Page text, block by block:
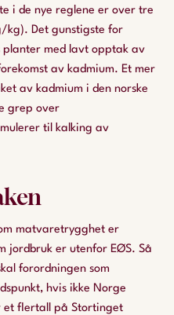
i de nye reglene er over tre
kg). Det gunstigste for
planter med lavt opptak av
av kadmium. Et mer
av kadmium i den norske
grep over
til kalking av
matvaretrygghet er
jordbruk er utenfor EØS. Så
forordningen som
hvis ikke Norge
et flertall på Stortinget